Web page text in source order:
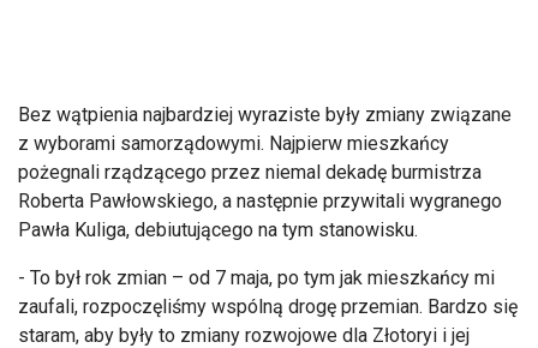
Bez wątpienia najbardziej wyraziste były zmiany związane
z wyborami samorządowymi. Najpierw mieszkańcy
pożegnali rządzącego przez niemal dekadę burmistrza
Roberta Pawłowskiego, a następnie przywitali wygranego
Pawła Kuliga, debiutującego na tym stanowisku.
- To był rok zmian – od 7 maja, po tym jak mieszkańcy mi
zaufali, rozpoczęliśmy wspólną drogę przemian. Bardzo się
staram, aby były to zmiany rozwojowe dla Złotoryi i jej